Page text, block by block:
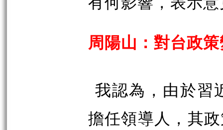
周陽山：對台政
我認為，由於習
擔任領導人，其